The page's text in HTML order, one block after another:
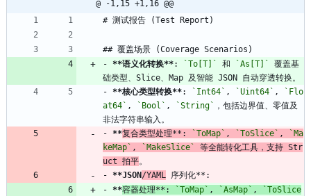
@ -1,15 +1,16 @@
# 测试报告 (Test Report)
## 覆盖场景 (Coverage Scenarios)
- **语义化转换**: `To[T]` 和 `As[T]`
覆盖基
础类型、Slice、Map 及智能 JSON 自动穿透转换。
- **核心类型转换**: `Int64` , `Uint64` ,
`Flo
at64` , `Bool` , `String` ，包括边界值、零值及
非法字符串输入。
- **复合类型处理**: `ToMap` , `ToSlice` ,
`Ma
keMap` , `MakeSlice`
等全能转化工具，支持 Str
uct 拍平。
- **JSON /YAML 序列化**:
- **容器处理**: `ToMap` , `AsMap` ,
`ToSlice